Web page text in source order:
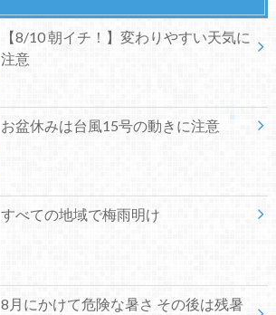
【8/10 朝イチ！】変わりやすい天気に
注意
お盆休みは台風15号の動きに注意
すべての地域で梅雨明け
8月にかけて危険な暑さ その後は残暑